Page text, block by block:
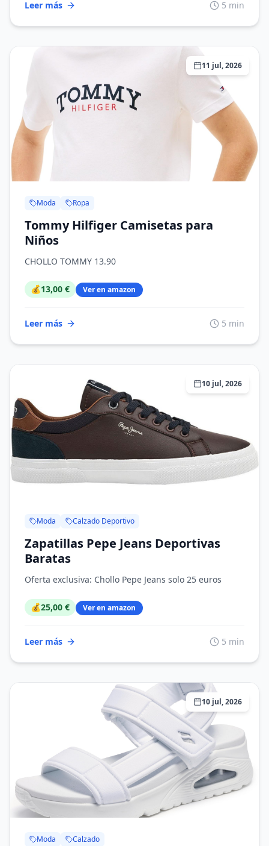
Leer más 5 min
11 jul, 2026
Moda Ropa
Tommy Hilfiger Camisetas para
Niños
CHOLLO TOMMY 13.90
💰13,00 € Ver en amazon
Leer más 5 min
10 jul, 2026
Moda Calzado Deportivo
Zapatillas Pepe Jeans Deportivas
Baratas
Oferta exclusiva: Chollo Pepe Jeans solo 25 euros
💰25,00 € Ver en amazon
Leer más 5 min
10 jul, 2026
Moda Calzado